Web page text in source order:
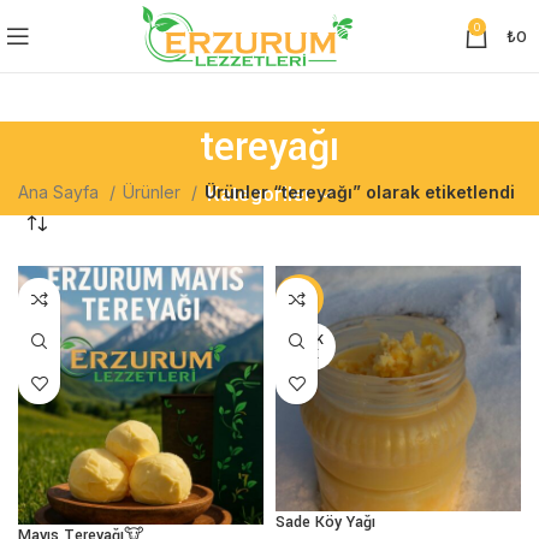
0 ₺0
tereyağı
Kategoriler
Ana Sayfa Ürünler Ürünler “tereyağı” olarak etiketlendi
-11%
STOK
YOK
Sade Köy Yağı